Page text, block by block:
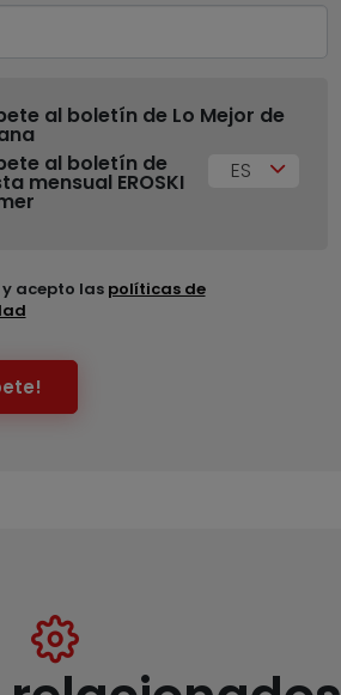
al boletín de Lo Mejor de
al boletín de
mensual EROSKI ES
y acepto las políticas de